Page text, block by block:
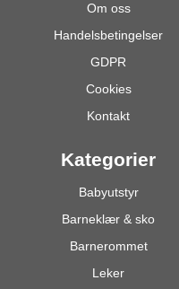
Om oss
Handelsbetingelser
GDPR
Cookies
Kontakt
Kategorier
Babyutstyr
Barneklær & sko
Barnerommet
Leker